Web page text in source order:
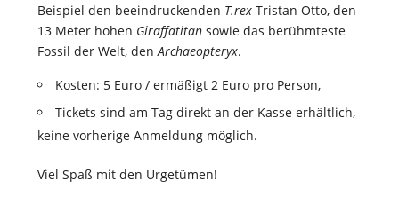
Beispiel den beeindruckenden T.rex Tristan Otto, den
13 Meter hohen Giraffatitan sowie das berühmteste
Fossil der Welt, denArchaeopteryx.
Kosten: 5 Euro / ermäßigt 2 Euro pro Person,
Tickets sind am Tag direkt an der Kasse erhältlich,
keine vorherige Anmeldung möglich.
Viel Spaß mit den Urgetümen!